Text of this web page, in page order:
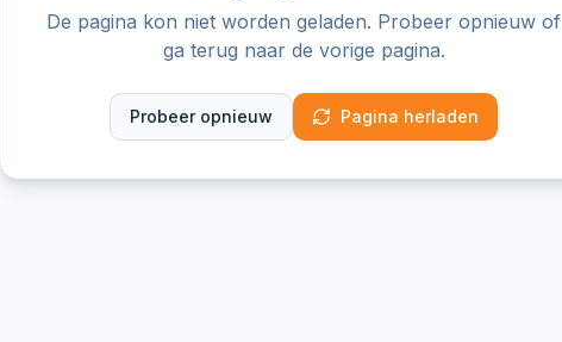
De pagina kon niet worden geladen. Probeer opnieuw of
ga terug naar de vorige pagina.
Probeer opnieuw Pagina herladen